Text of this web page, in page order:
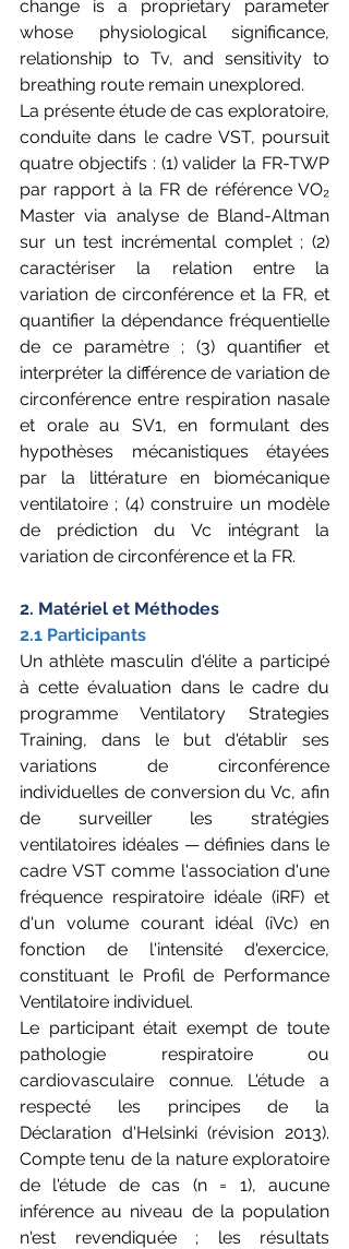
change is a proprietary parameter
whose physiological significance,
relationship to Tv, and sensitivity to
breathing route remain unexplored.
La présente étude de cas exploratoire,
conduite dans le cadre VST, poursuit
quatre objectifs : (1) valider la FR-TWP
par rapport à la FR de référence VO₂
Master via analyse de Bland-Altman
sur un test incrémental complet ; (2)
caractériser la relation entre la
variation de circonférence et la FR, et
quantifier la dépendance fréquentielle
de ce paramètre ; (3) quantifier et
interpréter la différence de variation de
circonférence entre respiration nasale
et orale au SV1, en formulant des
hypothèses mécanistiques étayées
par la littérature en biomécanique
ventilatoire ; (4) construire un modèle
de prédiction du Vc intégrant la
variation de circonférence et la FR.
2. Matériel et Méthodes
2.1 Participants
Un athlète masculin d'élite a participé
à cette évaluation dans le cadre du
programme Ventilatory Strategies
Training, dans le but d'établir ses
variations de circonférence
individuelles de conversion du Vc, afin
de surveiller les stratégies
ventilatoires idéales — définies dans le
cadre VST comme l'association d'une
fréquence respiratoire idéale (iRF) et
d'un volume courant idéal (iVc) en
fonction de l'intensité d'exercice,
constituant le Profil de Performance
Ventilatoire individuel.
Le participant était exempt de toute
pathologie respiratoire ou
cardiovasculaire connue. L'étude a
respecté les principes de la
Déclaration d'Helsinki (révision 2013).
Compte tenu de la nature exploratoire
de l'étude de cas (n = 1), aucune
inférence au niveau de la population
n'est revendiquée ; les résultats